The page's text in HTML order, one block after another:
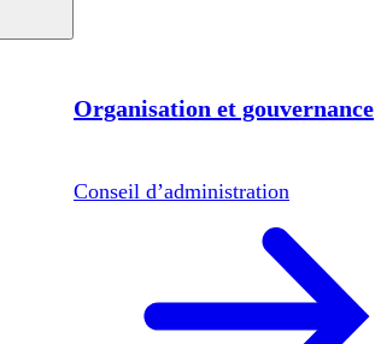
Organisation et gouvernance
Conseil d’administration